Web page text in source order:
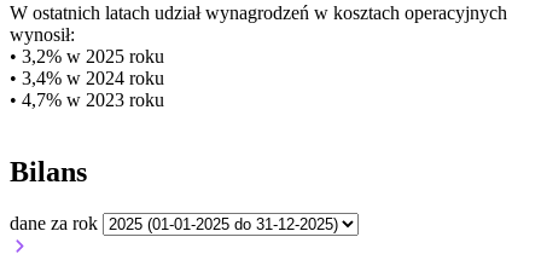
W ostatnich latach udział wynagrodzeń w kosztach operacyjnych
wynosił:
• 3,2% w 2025 roku
• 3,4% w 2024 roku
• 4,7% w 2023 roku
Bilans
dane za rok